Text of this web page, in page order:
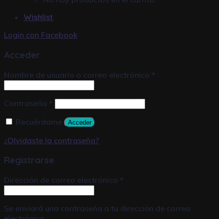
Wishlist
Login con Facebook
Acceder
Nombre de usuario o correo electrónico *
Contraseña *
Recuérdame
Acceder
¿Olvidaste la contraseña?
Registrarse
Dirección de correo electrónico *
Se enviará una contraseña a tu dirección de correo